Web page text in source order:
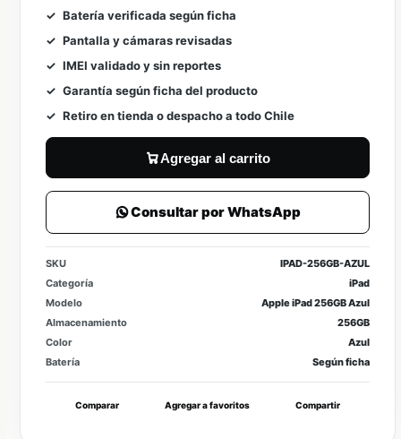
Batería verificada según ficha
Pantalla y cámaras revisadas
IMEI validado y sin reportes
Garantía según ficha del producto
Retiro en tienda o despacho a todo Chile
Agregar al carrito
Consultar por WhatsApp
SKU
IPAD-256GB-AZUL
Categoría
iPad
Modelo
Apple iPad 256GB Azul
Almacenamiento
256GB
Color
Azul
Batería
Según ficha
Comparar Agregar a favoritos Compartir